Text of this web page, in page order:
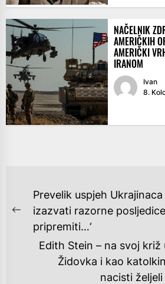
NAČELNIK
AMERIČKIH
AMERIČKI
IRANOM
Ivan
8.
NAVIGACIJA
OBJAVA
Previous
post:
Prevelik uspjeh
izazvati razorne
pripremiti…‘
Edith Stein – na svoj križ
Židovka i kao
nacisti